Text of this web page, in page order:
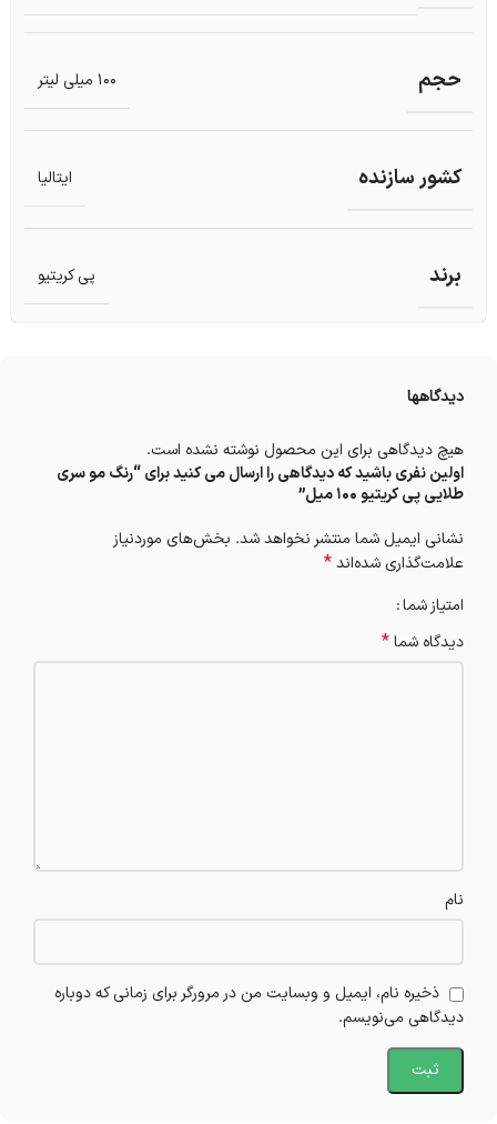
حجم 100 میلی لیتر
کشور سازنده ایتالیا
برند پی کریتیو
دیدگاهها
هیچ دیدگاهی برای این محصول نوشته نشده است.
اولین نفری باشید که دیدگاهی را ارسال می کنید برای “رنگ مو سری
طلایی پی کریتیو 100 میل”
نشانی ایمیل شما منتشر نخواهد شد. بخش‌های موردنیاز
علامت‌گذاری شده‌اند*
امتیاز شما
دیدگاه شما*
نام
ذخیره نام، ایمیل و وبسایت من در مرورگر برای زمانی که دوباره
دیدگاهی می‌نویسم.